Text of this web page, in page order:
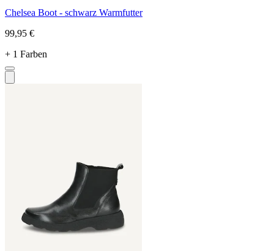
Chelsea Boot - schwarz Warmfutter
99,95 €
+ 1 Farben